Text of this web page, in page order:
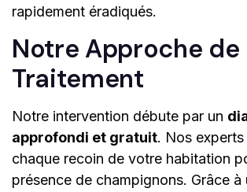
rapidement éradiqués.
Notre Approche de
Traitement
Notre intervention débute par un
approfondi et gratuit. Nos
chaque recoin de votre habitation
présence de champignons. Grâce à